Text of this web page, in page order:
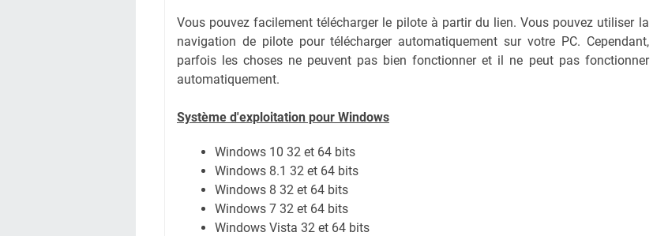
Vous pouvez facilement télécharger le pilote à partir du lien.Vous pouvez utiliser la
navigation de pilote pour télécharger automatiquement sur votre PC. Cependant,
parfois les choses ne peuvent pas bien fonctionner et il ne peut pas fonctionner
automatiquement.
Système d'exploitation pour Windows
Windows 10 32 et 64 bits
Windows 8.1 32 et 64 bits
Windows 8 32 et 64 bits
Windows 7 32 et 64 bits
Windows Vista 32 et 64 bits